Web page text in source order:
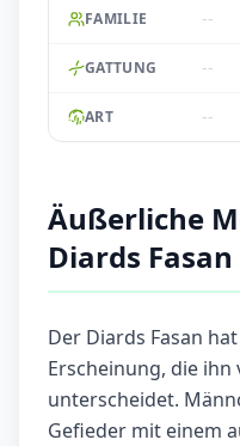
FAMILIE --
GATTUNG --
ART --
Äußerliche
Diards Fasan
Der Diards Fasan
Erscheinung, die ihn
unterscheidet.
Gefieder mit einem